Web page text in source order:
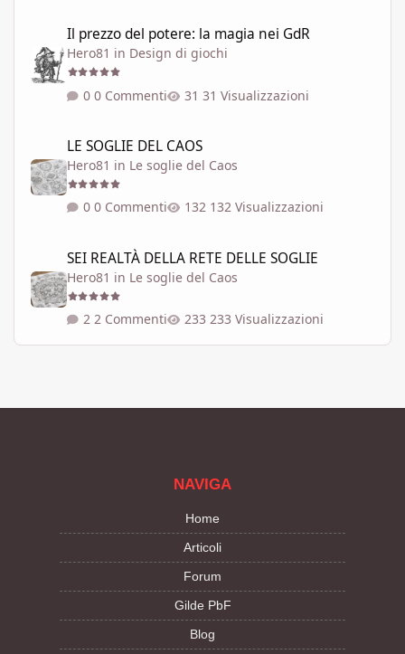
Il prezzo del potere: la magia nei GdR
Hero81 in Design di giochi
0 Commenti 31 Visualizzazioni
LE SOGLIE DEL CAOS
Hero81 in Le soglie del Caos
0 Commenti 132 Visualizzazioni
SEI REALTÀ DELLA RETE DELLE SOGLIE
Hero81 in Le soglie del Caos
2 Commenti 233 Visualizzazioni
NAVIGA
Home
Articoli
Forum
Gilde PbF
Blog